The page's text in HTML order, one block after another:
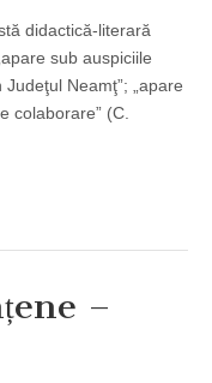
didactică-literară
sub auspiciile
Neamţ”; „apare
colaborare” (C.
–